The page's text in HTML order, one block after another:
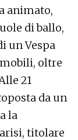
animato,
di ballo,
un Vespa
oltre
21
da un
la
titolare